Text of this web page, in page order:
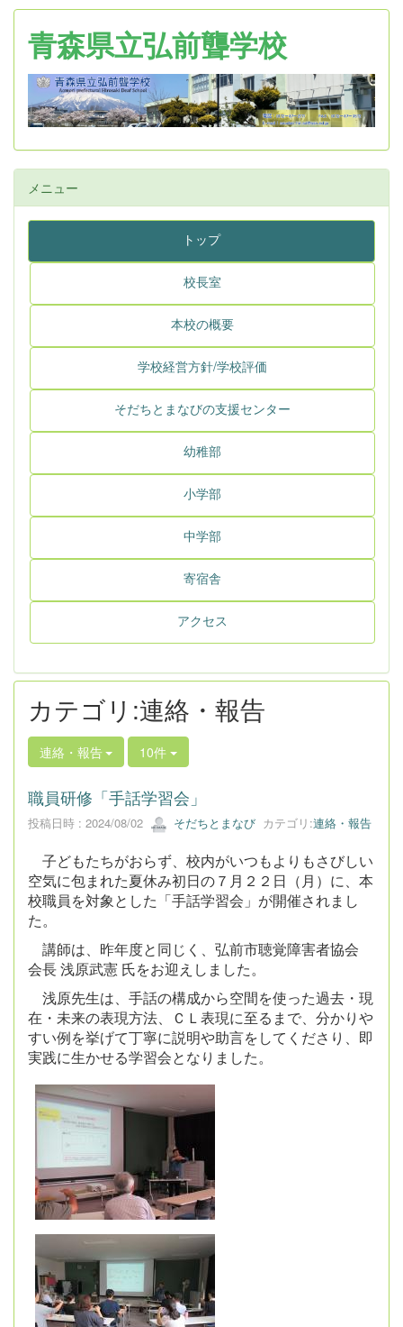
青森県立弘前聾学校
メニュー
トップ
校長室
本校の概要
学校経営方針/学校評価
そだちとまなびの支援センター
幼稚部
小学部
中学部
寄宿舎
アクセス
カテゴリ:連絡・報告
連絡・報告 10件
職員研修「手話学習会」
投稿日時 : 2024/08/02 そだちとまなび カテゴリ:連絡・報告
子どもたちがおらず、校内がいつもよりもさびしい
空気に包まれた夏休み初日の７月２２日（月）に、本
校職員を対象とした「手話学習会」が開催されまし
た。
講師は、昨年度と同じく、弘前市聴覚障害者協会
会長 浅原武憲 氏をお迎えしました。
浅原先生は、手話の構成から空間を使った過去・現
在・未来の表現方法、ＣＬ表現に至るまで、分かりや
すい例を挙げて丁寧に説明や助言をしてくださり、即
実践に生かせる学習会となりました。